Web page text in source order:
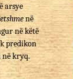
arsye
në
në këtë
predikon
në kryq.